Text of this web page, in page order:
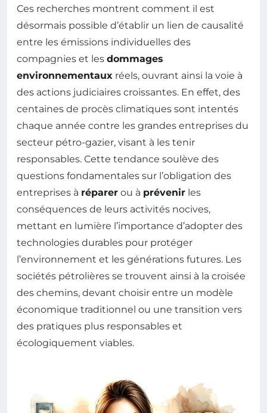
Ces recherches montrent comment il est
désormais possible d’établir un lien de causalité
entre les émissions individuelles des
compagnies et les dommages
environnementaux réels, ouvrant ainsi la voie à
des actions judiciaires croissantes. En effet, des
centaines de procès climatiques sont intentés
chaque année contre les grandes entreprises du
secteur pétro-gazier, visant à les tenir
responsables. Cette tendance soulève des
questions fondamentales sur l’obligation des
entreprises à réparer ou à prévenir les
conséquences de leurs activités nocives,
mettant en lumière l’importance d’adopter des
technologies durables pour protéger
l’environnement et les générations futures. Les
sociétés pétrolières se trouvent ainsi à la croisée
des chemins, devant choisir entre un modèle
économique traditionnel ou une transition vers
des pratiques plus responsables et
écologiquement viables.